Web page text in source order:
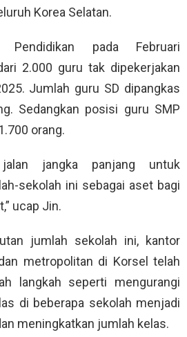
Korea Selatan.
Pendidikan pada Februari
2.000 guru tak dipekerjakan
Jumlah guru SD dipangkas
Sedangkan posisi guru SMP
orang.
jangka panjang untuk
sekolah ini sebagai aset bagi
ucap Jin.
jumlah sekolah ini, kantor
metropolitan di Korsel telah
langkah seperti mengurangi
di beberapa sekolah menjadi
meningkatkan jumlah kelas.